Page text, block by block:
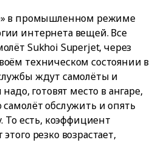
в промышленном режиме
интернета вещей. Все
Sukhoi Superjet, через
техническом состоянии в
ждут самолёты и
готовят место в ангаре,
обслужить и опять
То есть, коэффициент
резко возрастает,